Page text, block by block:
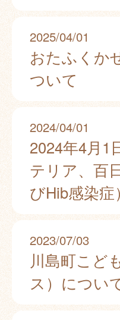
2025/04/01
おたふくか
ついて
2024/04/01
2024年4月1
テリア、百
びHib感染
2023/07/03
川島町こど
ス）につい